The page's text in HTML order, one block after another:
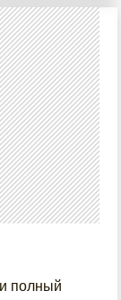
полный